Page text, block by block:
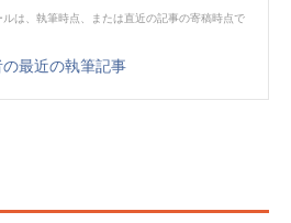
は、執筆時点、または直近の記事の寄稿時点で
最近の執筆記事